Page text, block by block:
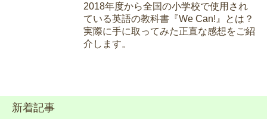
2018年度から全国の小学校で使用され
ている英語の教科書『We Can!』とは？
実際に手に取ってみた正直な感想をご紹
介します。
新着記事